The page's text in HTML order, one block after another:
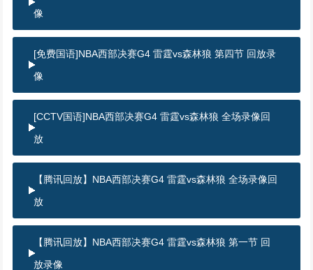
像
[免费国语]NBA西部决赛G4 雷霆vs森林狼 第四节 回放录
像
[CCTV国语]NBA西部决赛G4 雷霆vs森林狼 全场录像回
放
【腾讯回放】NBA西部决赛G4 雷霆vs森林狼 全场录像回
放
【腾讯回放】NBA西部决赛G4 雷霆vs森林狼 第一节 回
放录像